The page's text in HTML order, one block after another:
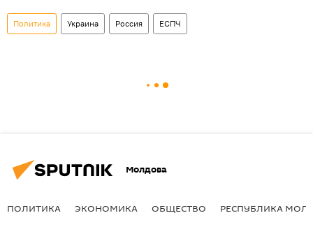
Политика Украина Россия ЕСПЧ
Молдова
ПОЛИТИКА ЭКОНОМИКА ОБЩЕСТВО РЕСПУБЛИКА